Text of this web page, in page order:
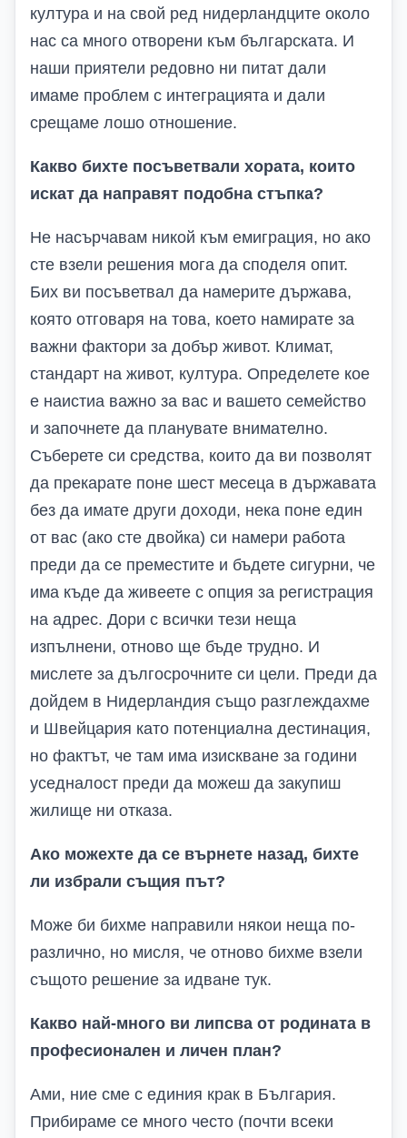
култура и на свой ред нидерландците около
нас са много отворени към българската. И
наши приятели редовно ни питат дали
имаме проблем с интеграцията и дали
срещаме лошо отношение.
Какво бихте посъветвали хората, които
искат да направят подобна стъпка?
Не насърчавам никой към емиграция, но ако
сте взели решения мога да споделя опит.
Бих ви посъветвал да намерите държава,
която отговаря на това, което намирате за
важни фактори за добър живот. Климат,
стандарт на живот, култура. Определете кое
е наистиа важно за вас и вашето семейство
и започнете да планувате внимателно.
Съберете си средства, които да ви позволят
да прекарате поне шест месеца в държавата
без да имате други доходи, нека поне един
от вас (ако сте двойка) си намери работа
преди да се преместите и бъдете сигурни, че
има къде да живеете с опция за регистрация
на адрес. Дори с всички тези неща
изпълнени, отново ще бъде трудно. И
мислете за дългосрочните си цели. Преди да
дойдем в Нидерландия също разглеждахме
и Швейцария като потенциална дестинация,
но фактът, че там има изискване за години
уседналост преди да можеш да закупиш
жилище ни отказа.
Ако можехте да се върнете назад, бихте
ли избрали същия път?
Може би бихме направили някои неща по-
различно, но мисля, че отново бихме взели
същото решение за идване тук.
Какво най-много ви липсва от родината в
професионален и личен план?
Ами, ние сме с единия крак в България.
Прибираме се много често (почти всеки